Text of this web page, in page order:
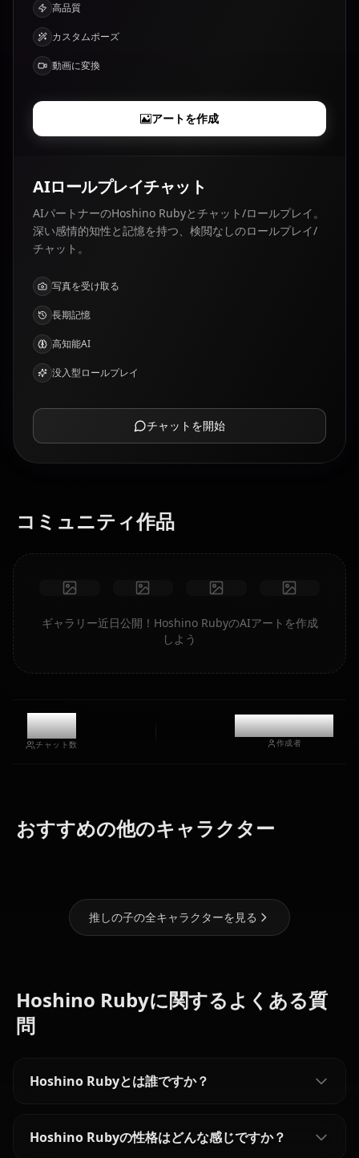
高品質
カスタムポーズ
動画に変換
アートを作成
AIロールプレイチャット
AIパートナーのHoshino Rubyとチャット/ロールプレイ。
深い感情的知性と記憶を持つ、検閲なしのロールプレイ/
チャット。
写真を受け取る
長期記憶
高知能AI
没入型ロールプレイ
チャットを開始
コミュニティ作品
ギャラリー近日公開！Hoshino RubyのAIアートを作成
しよう
10.7k
チャット数
@kinayymon
作成者
おすすめの他のキャラクター
黒川あかね
推しの子の全キャラクターを見る
Hoshino Rubyに関するよくある質
問
Hoshino Rubyとは誰ですか？
Hoshino Rubyの性格はどんな感じですか？